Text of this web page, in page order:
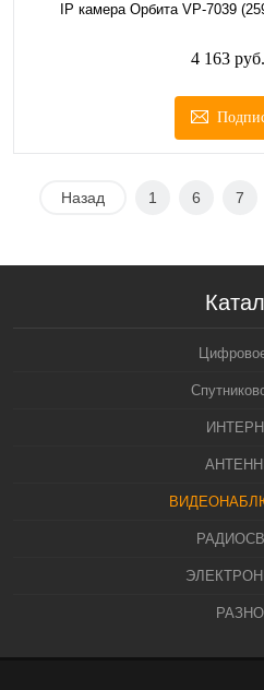
IP камера Орбита VP-7039
4 163 руб.
Назад 1 6 7